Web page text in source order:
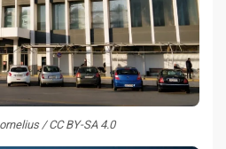
/ CC BY-SA 4.0